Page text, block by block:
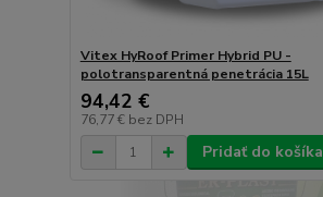
Vitex HyRoof Primer Hybrid PU -
polotransparentná penetrácia 15L
94,42 €
76,77 € bez DPH
Pridať do košíka